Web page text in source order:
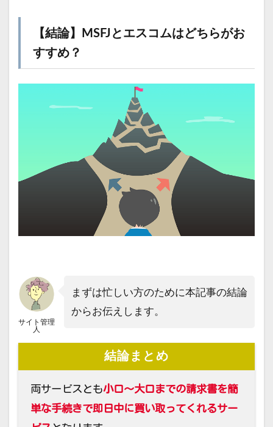
【結論】MSFJとエスコムはどちらがお
すすめ？
サイト管理
人
まずは忙しい方のために本記事の結論
からお伝えします。
結論まとめ
両サービスとも小口～大口までの請求書を簡
単な手続きで即日中に買い取ってくれるサー